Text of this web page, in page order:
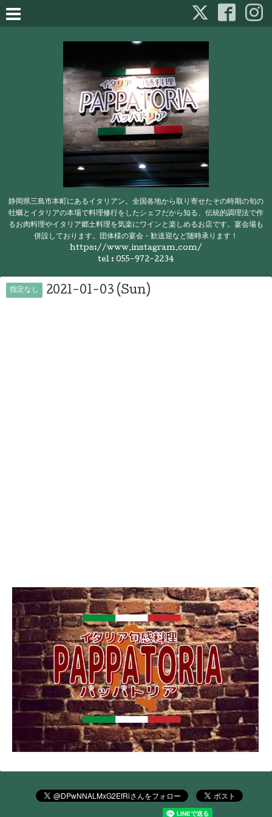
静岡県三島市本町にあるイタリアン。全国各地から取り寄せたその時期の旬の
牡蠣とイタリアの本場で料理修行をしたシェフだから知る、伝統的調理法で作
るお肉料理やイタリア郷土料理を気楽にワインと楽しめるお店です。宴会場も
併設しております。団体様の宴会・歓送迎など随時承ります！
https://www.instagram.com/
tel : 055-972-2234
指定なし 2021-01-03 (Sun)